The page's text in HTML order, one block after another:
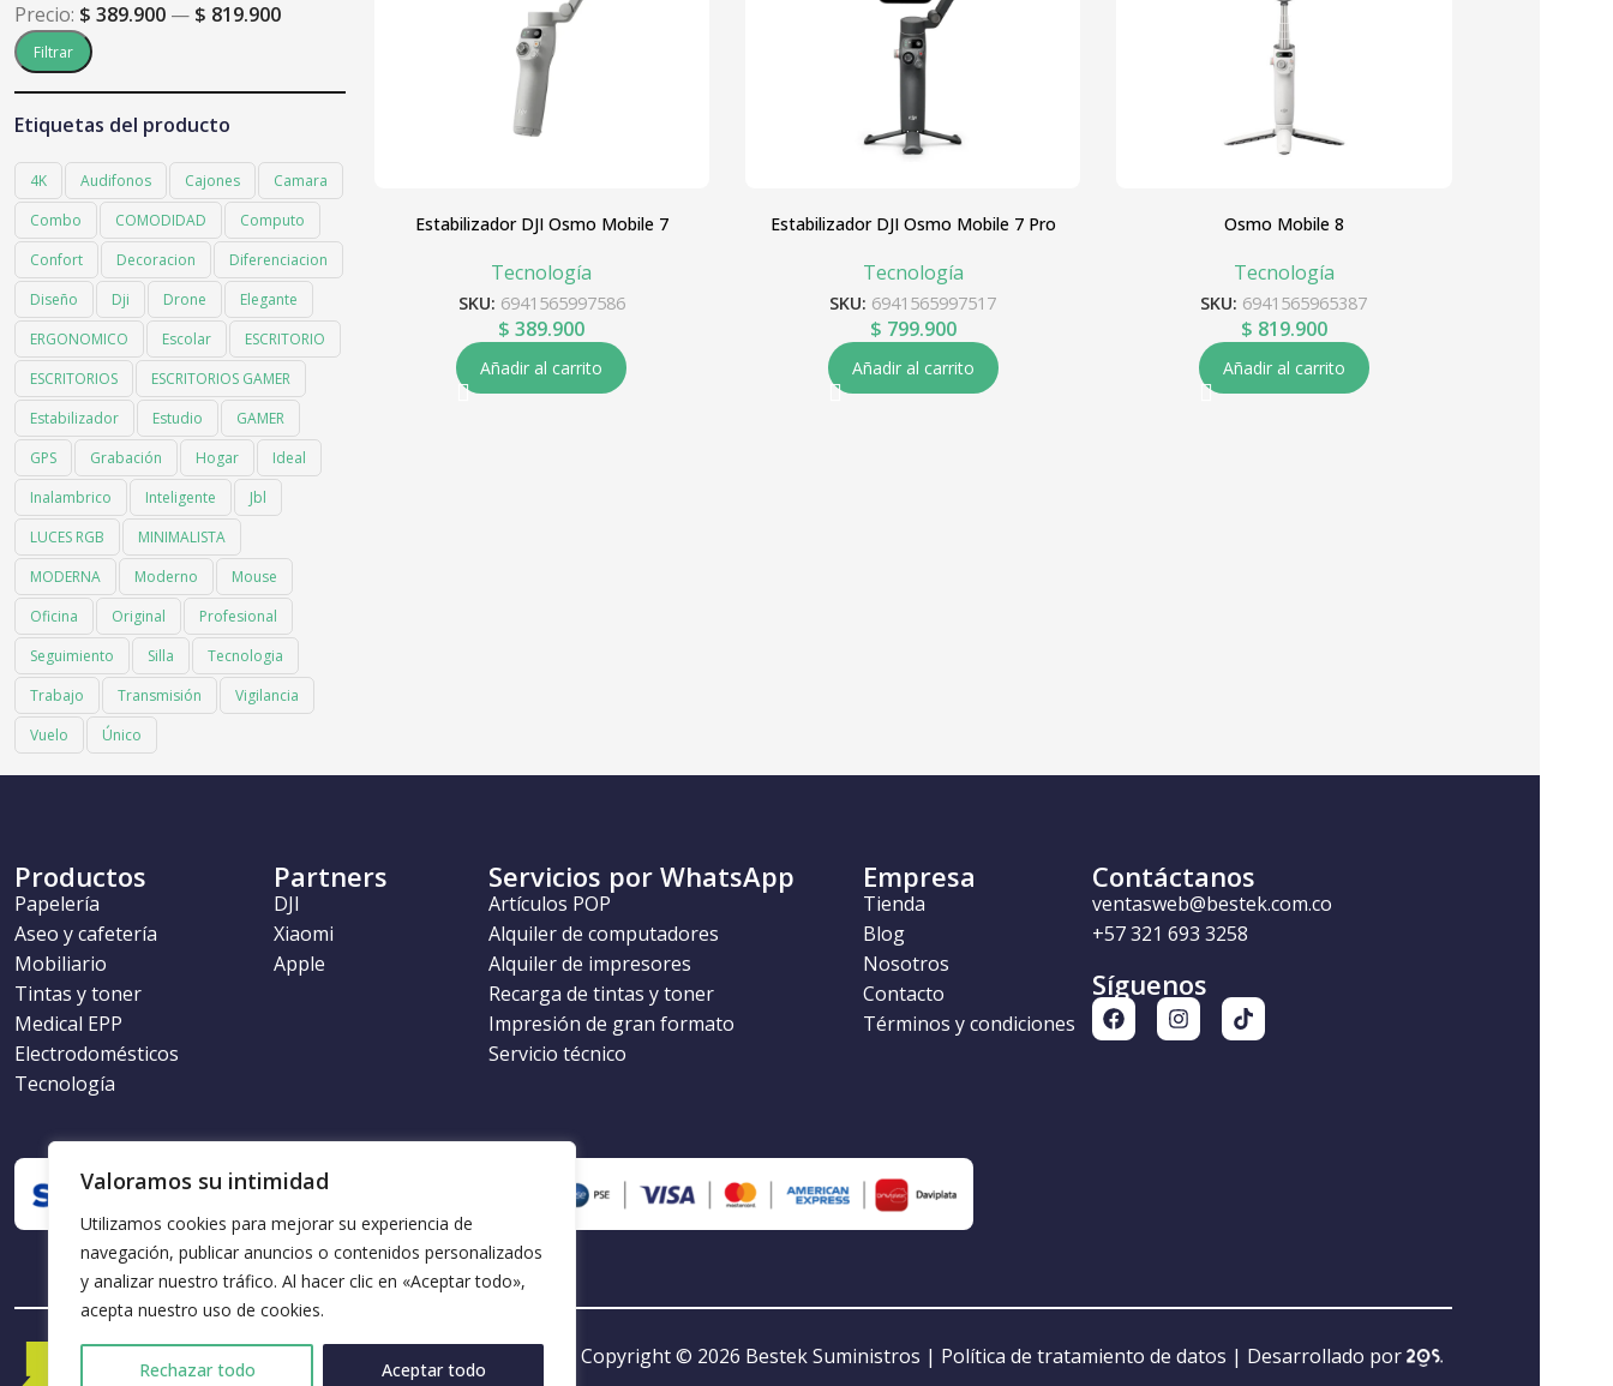
Valoramos su intimidad
Utilizamos cookies para mejorar su experiencia de
navegación, publicar anuncios o contenidos personalizados
y analizar nuestro tráfico. Al hacer clic en «Aceptar todo»,
acepta nuestro uso de cookies.
Rechazar todo Aceptar todo
Filtrar
Precio: $ 389.900 — $ 819.900
Etiquetas del producto
4K Audifonos Cajones
Camara
Combo
COMODIDAD
Computo
Confort
Decoracion
Diferenciacion
Diseño
Dji Drone
Elegante
ERGONOMICO
Escolar
ESCRITORIO
ESCRITORIOS
ESCRITORIOS GAMER
Estabilizador
Estudio
GAMER
GPS
Grabación Hogar
Ideal
Inalambrico
Inteligente
Jbl
LUCES RGB
MINIMALISTA
MODERNA
Moderno
Mouse
Oficina
Original
Profesional
Seguimiento
Silla
Tecnologia
Trabajo
Transmisión
Vigilancia
Vuelo
Único
Estabilizador DJI Osmo Mobile 7
Tecnología
SKU: 6941565997586
$ 389.900
Añadir al carrito
Estabilizador DJI Osmo Mobile 7 Pro
Tecnología
SKU: 6941565997517
$ 799.900
Añadir al carrito
Osmo Mobile 8
Tecnología
SKU: 6941565965387
$ 819.900
Añadir al carrito
Productos
Papelería
Aseo y cafetería
Mobiliario
Tintas y toner
Medical EPP
Electrodomésticos
Tecnología
Partners
DJI
Xiaomi
Apple
Servicios por WhatsApp
Artículos POP
Alquiler de computadores
Alquiler de impresores
Recarga de tintas y toner
Impresión de gran formato
Servicio técnico
Empresa
Tienda
Blog
Nosotros
Contacto
Términos y condiciones
Contáctanos
ventasweb@bestek.com.co
+57 321 693 3258
Síguenos
Copyright © 2026 Bestek Suministros | Política de tratamiento de datos | Desarrollado por